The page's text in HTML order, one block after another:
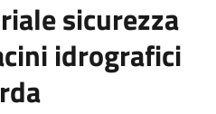
sicurezza
idrografici